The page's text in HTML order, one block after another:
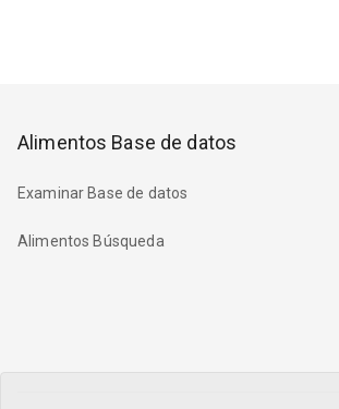
Alimentos Base de datos
Examinar Base de datos
Alimentos Búsqueda